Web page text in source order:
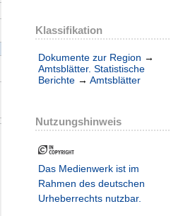
Klassifikation
Dokumente zur Region →
Amtsblätter. Statistische
Berichte → Amtsblätter
Nutzungshinweis
Das Medienwerk ist im
Rahmen des deutschen
Urheberrechts nutzbar.